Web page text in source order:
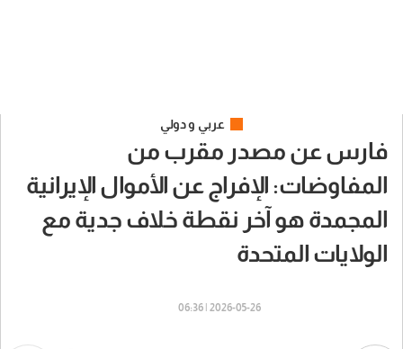
عربي و دولي
فارس عن مصدر مقرب من
المفاوضات: الإفراج عن الأموال الإيرانية
المجمدة هو آخر نقطة خلاف جدية مع
الولايات المتحدة
2026-05-26 | 06:36